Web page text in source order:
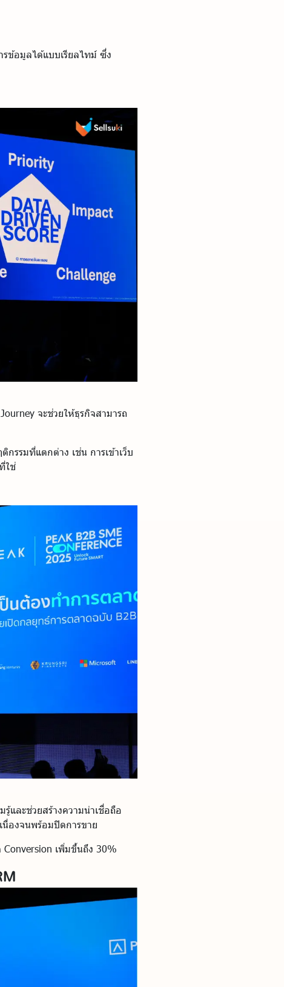
ข้อมูลได้แบบเรียลไทม์ ซึ่ง
จะช่วยให้ธุรกิจสามารถ
รรมที่แตกต่าง เช่น การเข้าเว็บ
ใช่
และช่วยสร้างความน่าเชื่อถือ
นื่องจนพร้อมปิดการขาย
เพิ่มขึ้นถึง 30%